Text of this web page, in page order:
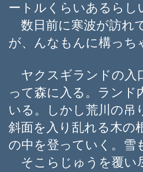
ートルくらいあるらし
数日前に寒波が訪れ
が、んなもんに構っち
ヤクスギランドの入
って森に入る。ランド
いる。しかし荒川の吊
斜面を入り乱れる木の
の中を登っていく。雪
そこらじゅうを覆い